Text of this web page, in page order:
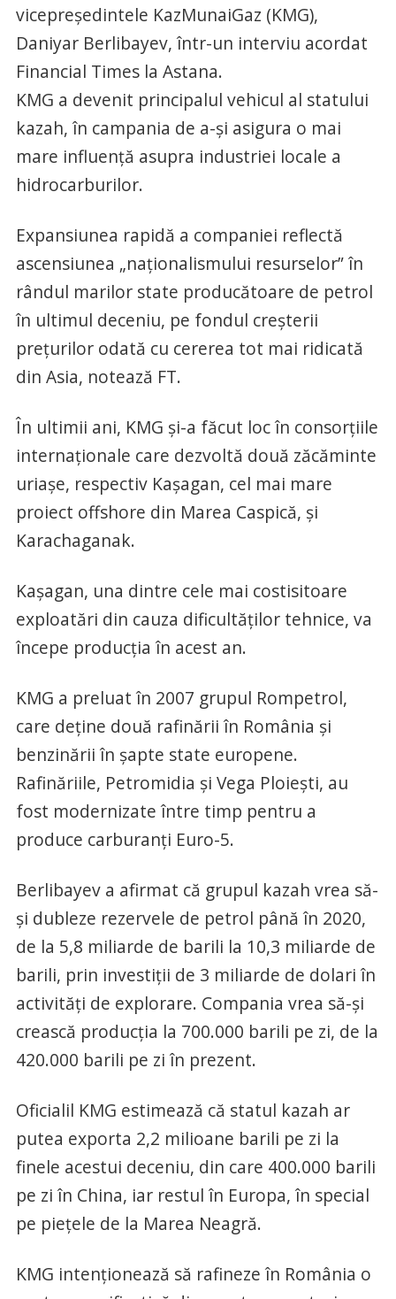
vicepreşedintele KazMunaiGaz (KMG),
Daniyar Berlibayev, într-un interviu acordat
Financial Times la Astana.
KMG a devenit principalul vehicul al statului
kazah, în campania de a-şi asigura o mai
mare influenţă asupra industriei locale a
hidrocarburilor.
Expansiunea rapidă a companiei reflectă
ascensiunea „naţionalismului resurselor” în
rândul marilor state producătoare de petrol
în ultimul deceniu, pe fondul creşterii
preţurilor odată cu cererea tot mai ridicată
din Asia, notează FT.
În ultimii ani, KMG şi-a făcut loc în consorţiile
internaţionale care dezvoltă două zăcăminte
uriaşe, respectiv Kaşagan, cel mai mare
proiect offshore din Marea Caspică, şi
Karachaganak.
Kaşagan, una dintre cele mai costisitoare
exploatări din cauza dificultăţilor tehnice, va
începe producţia în acest an.
KMG a preluat în 2007 grupul Rompetrol,
care deţine două rafinării în România şi
benzinării în şapte state europene.
Rafinăriile, Petromidia şi Vega Ploieşti, au
fost modernizate între timp pentru a
produce carburanţi Euro-5.
Berlibayev a afirmat că grupul kazah vrea să-
şi dubleze rezervele de petrol până în 2020,
de la 5,8 miliarde de barili la 10,3 miliarde de
barili, prin investiţii de 3 miliarde de dolari în
activităţi de explorare. Compania vrea să-şi
crească producţia la 700.000 barili pe zi, de la
420.000 barili pe zi în prezent.
Oficialil KMG estimează că statul kazah ar
putea exporta 2,2 milioane barili pe zi la
finele acestui deceniu, din care 400.000 barili
pe zi în China, iar restul în Europa, în special
pe pieţele de la Marea Neagră.
KMG intenţionează să rafineze în România o